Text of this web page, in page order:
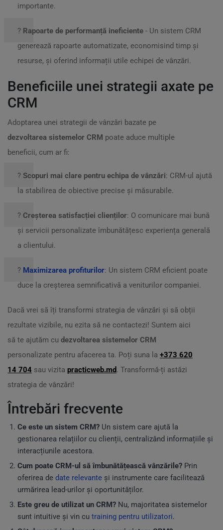
importante.
? Rapoarte de performanță ineficiente - Un sistem CRM
generează rapoarte automatizate, economisind timp și
resurse, și oferind informații utile echipei de vânzări.
Beneficiile unei strategii axate pe
CRM
Adoptarea unei strategii de vânzări bazate pe
dezvoltarea sistemelor CRM poate aduce multiple
beneficii, cum ar fi:
? Scopuri mai clare pentru echipa de vânzări: CRM-ul ajută
la stabilirea de obiective precise și măsurabile.
? Creșterea satisfacției clienților: O comunicare mai bună
și servicii personalizate îmbunătățesc experiența generală
a clientului.
? Maximizarea profiturilor: Un sistem CRM eficient poate
duce la creșterea semnificativă a veniturilor companiei.
Dacă vrei să îți transformi strategia de vânzări și să obții
rezultate vizibile, nu ezita să ne contactezi! Suntem aici
să te ajutăm cu dezvoltarea sistemelor CRM
personalizate pentru afacerea ta. Poți suna la +373 620
14 704 sau vizita practicweb.md. Transformă-ți astăzi
strategia de vânzări!
Întrebări frecvente
Ce este un sistem CRM? Un sistem care ajută la
gestionarea relațiilor cu clienții, centralizând informațiile și
interacțiunile acestora.
Cum poate CRM-ul să îmbunătățească vânzările? Prin
oferirea de date relevante și instrumente care facilitează
urmărirea lead-urilor și oportunităților.
Este greu de utilizat un CRM? Nu, majoritatea sistemelor
sunt intuitive și vin cu training pentru utilizatori.